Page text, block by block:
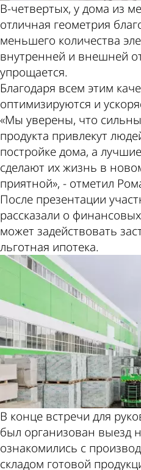
В-четвертых, у дома из
отличная геометрия
меньшего количества
внутренней и внешней
упрощается.
Благодаря всем этим
оптимизируются и
«Мы уверены, что
продукта привлекут
постройке дома, а
сделают их жизнь в
приятной», - отметил
После презентации
рассказали о
может задействовать
льготная ипотека.
В конце встречи для
был организован выезд
ознакомились с
складом готовой